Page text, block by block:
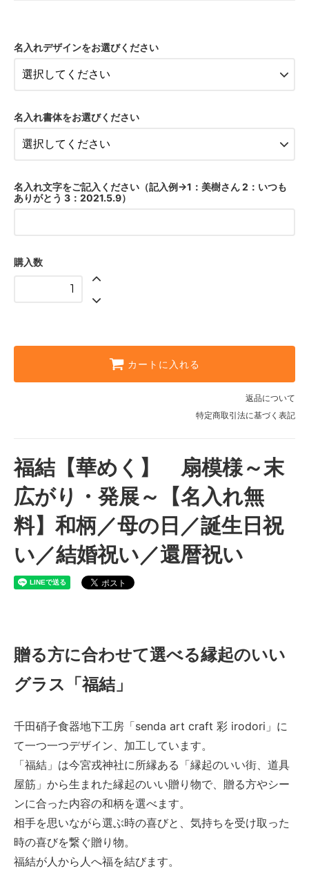
名入れなし
1.デザイン1（正面横書き）
2.デザイン2（正面縦書き）
名入れデザインをお選びください
名入れ書体をお選びください
名入れ文字をご記入ください（記入例→1：美樹さん 2：いつも
ありがとう 3：2021.5.9）
購入数
カートに入れる
返品について
特定商取引法に基づく表記
福結【華めく】 扇模様～末
広がり・発展～【名入れ無
料】和柄／母の日／誕生日祝
い／結婚祝い／還暦祝い
贈る方に合わせて選べる縁起のいい
グラス「福結」
千田硝子食器地下工房「senda art craft 彩 irodori」に
て一つ一つデザイン、加工しています。
「福結」は今宮戎神社に所縁ある「縁起のいい街、道具
屋筋」から生まれた縁起のいい贈り物で、贈る方やシー
ンに合った内容の和柄を選べます。
相手を思いながら選ぶ時の喜びと、気持ちを受け取った
時の喜びを繋ぐ贈り物。
福結が人から人へ福を結びます。